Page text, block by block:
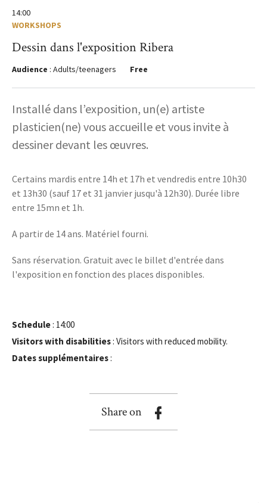
14:00
WORKSHOPS
Dessin dans l'exposition Ribera
Audience : Adults/teenagers Free
Installé dans l’exposition, un(e) artiste
plasticien(ne) vous accueille et vous invite à
dessiner devant les œuvres.
Certains mardis entre 14h et 17h et vendredis entre 10h30
et 13h30 (sauf 17 et 31 janvier jusqu'à 12h30). Durée libre
entre 15mn et 1h.
A partir de 14 ans. Matériel fourni.
Sans réservation. Gratuit avec le billet d'entrée dans
l'exposition en fonction des places disponibles.
Schedule : 14:00
Visitors with disabilities : Visitors with reduced mobility.
Dates supplémentaires :
Share on